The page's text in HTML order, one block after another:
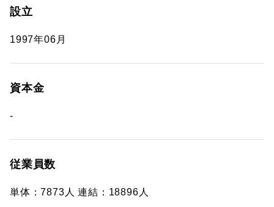
設立
1997年06月
資本金
-
従業員数
単体：7873人 連結：18896人